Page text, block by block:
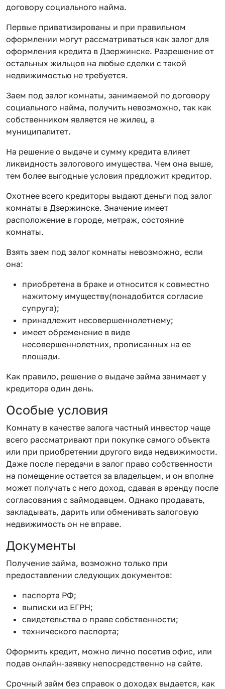
договору социального найма.
Первые приватизированы и при правильном
оформлении могут рассматриваться как залог для
оформления кредита в Дзержинске. Разрешение от
остальных жильцов на любые сделки с такой
недвижимостью не требуется.
Заем под залог комнаты, занимаемой по договору
социального найма, получить невозможно, так как
собственником является не жилец, а
муниципалитет.
На решение о выдаче и сумму кредита влияет
ликвидность залогового имущества. Чем она выше,
тем более выгодные условия предложит кредитор.
Охотнее всего кредиторы выдают деньги под залог
комнаты в Дзержинске. Значение имеет
расположение в городе, метраж, состояние
комнаты.
Взять заем под залог комнаты невозможно, если
она:
приобретена в браке и относится к совместно
нажитому имуществу(понадобится согласие
супруга);
принадлежит несовершеннолетнему;
имеет обременение в виде
несовершеннолетних, прописанных на ее
площади.
Как правило, решение о выдаче займа занимает у
кредитора один день.
Особые условия
Комнату в качестве залога частный инвестор чаще
всего рассматривают при покупке самого объекта
или при приобретении другого вида недвижимости.
Даже после передачи в залог право собственности
на помещение остается за владельцем, и он вполне
может получать с него доход, сдавая в аренду после
согласования с займодавцем. Однако продавать,
закладывать, дарить или обменивать залоговую
недвижимость он не вправе.
Документы
Получение займа, возможно только при
предоставлении следующих документов:
паспорта РФ;
выписки из ЕГРН;
свидетельства о праве собственности;
технического паспорта;
Оформить кредит, можно лично посетив офис, или
подав онлайн-заявку непосредственно на сайте.
Срочный займ без справок о доходах выдается, как